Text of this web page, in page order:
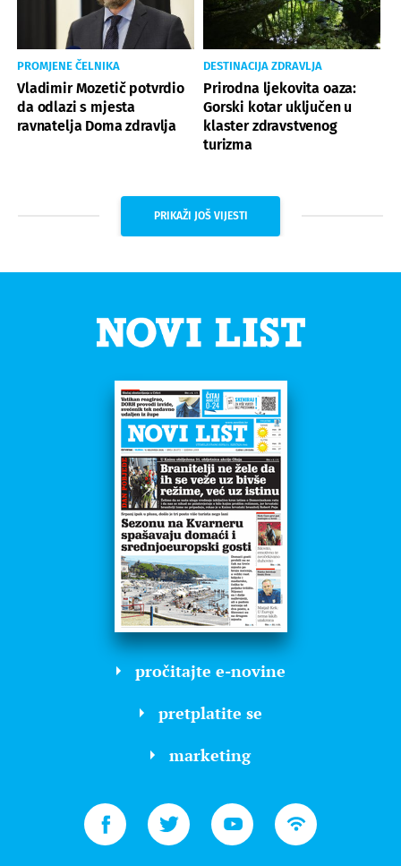
PROMJENE ČELNIKA
Vladimir Mozetič potvrdio
da odlazi s mjesta
ravnatelja Doma zdravlja
DESTINACIJA ZDRAVLJA
Prirodna ljekovita oaza:
Gorski kotar uključen u
klaster zdravstvenog
turizma
PRIKAŽI JOŠ VIJESTI
pročitajte e-novine
pretplatite se
marketing